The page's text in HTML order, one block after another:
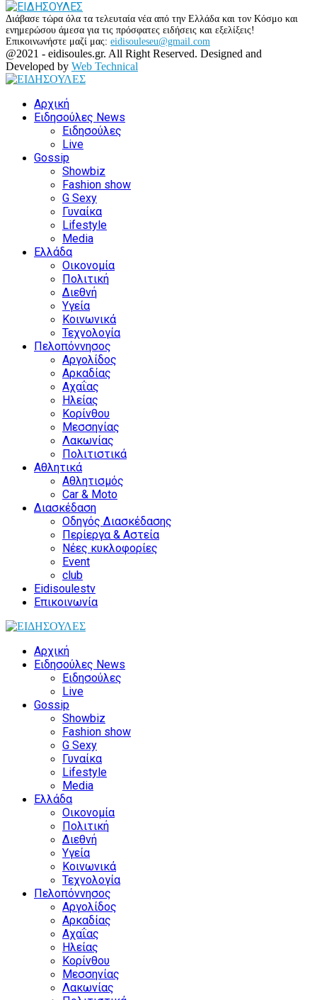
Διάβασε τώρα όλα τα τελευταία νέα από την Ελλάδα και τον Κόσμο και
ενημερώσου άμεσα για τις πρόσφατες ειδήσεις και εξελίξεις!
Επικοινωνήστε μαζί μας: eidisouleseu@gmail.com
Facebook
Twitter
Instagram
Youtube
@2021 - eidisoules.gr. All Right Reserved. Designed and
Developed by Web Technical
Αρχική
Ειδησούλες News
Ειδησούλες
Live
Gossip
Showbiz
Fashion show
G Sexy
Γυναίκα
Lifestyle
Media
Ελλάδα
Οικονομία
Πολιτική
Διεθνή
Υγεία
Κοινωνικά
Τεχνολογία
Πελοπόννησος
Αργολίδος
Αρκαδίας
Αχαΐας
Ηλείας
Κορίνθου
Μεσσηνίας
Λακωνίας
Πολιτιστικά
Αθλητικά
Αθλητισμός
Car & Moto
Διασκέδαση
Οδηγός Διασκέδασης
Περίεργα & Αστεία
Νέες κυκλοφορίες
Event
club
Eidisoulestv
Επικοινωνία
Αρχική
Ειδησούλες News
Ειδησούλες
Live
Gossip
Showbiz
Fashion show
G Sexy
Γυναίκα
Lifestyle
Media
Ελλάδα
Οικονομία
Πολιτική
Διεθνή
Υγεία
Κοινωνικά
Τεχνολογία
Πελοπόννησος
Αργολίδος
Αρκαδίας
Αχαΐας
Ηλείας
Κορίνθου
Μεσσηνίας
Λακωνίας